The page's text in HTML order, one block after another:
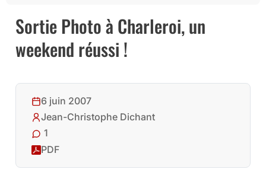
Sortie Photo à Charleroi, un
weekend réussi !
6 juin 2007
Jean-Christophe Dichant
1
PDF